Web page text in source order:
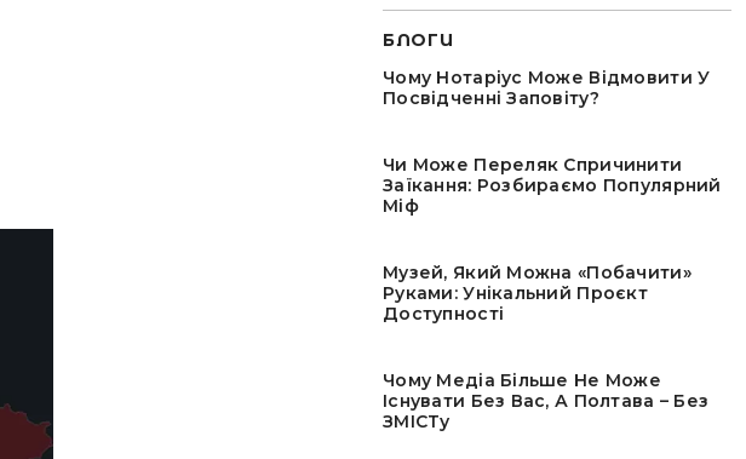
БЛОГИ
Чому Нотаріус Може Відмовити У
Посвідченні Заповіту?
Чи Може Переляк Спричинити
Заїкання: Розбираємо Популярний
Міф
Музей, Який Можна «побачити»
Руками: Унікальний Проєкт
Доступності
Чому Медіа Більше Не Може
Існувати Без Вас, А Полтава – Без
ЗМІСТу